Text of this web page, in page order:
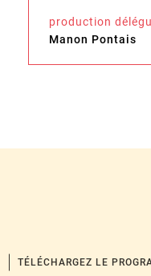
production
Manon Pontais
TÉLÉCHARGEZ LE